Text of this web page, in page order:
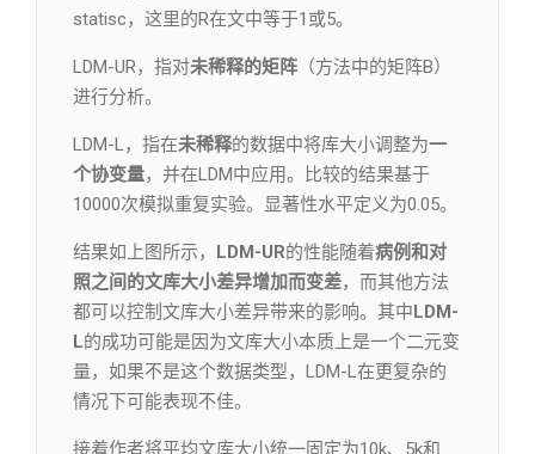
statisc，这里的R在文中等于1或5。
LDM-UR，指对未稀释的矩阵 （方法中的矩阵B）
进行分析。
LDM-L，指在未稀释的数据中将库大小调整为一
个协变量，并在LDM中应用。比较的结果基于
10000次模拟重复实验。显著性水平定义为0.05。
结果如上图所示， LDM-UR的性能随着病例和对
照之间的文库大小差异增加而变差，而其他方法
都可以控制文库大小差异带来的影响。其中LDM-
L的成功可能是因为文库大小本质上是一个二元变
量，如果不是这个数据类型，LDM-L在更复杂的
情况下可能表现不佳。
接着作者将平均文库大小统一固定为10k、5k和